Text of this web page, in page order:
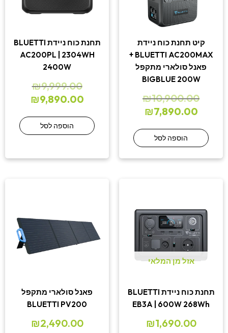
קיט תחנת כוח ניידת
BLUETTI AC200MAX +
פאנל סולארי מתקפל
BIGBLUE 200W
₪10,900.00
₪7,890.00
הוספה לסל
תחנת כוח ניידת BLUETTI
AC200PL | 2304WH
2400W
₪9,999.00
₪9,890.00
הוספה לסל
אזל מן המלאי
תחנת כוח ניידת BLUETTI
EB3A | 600W 268Wh
₪1,690.00
פאנל סולארי מתקפל
BLUETTI PV200
₪2,490.00